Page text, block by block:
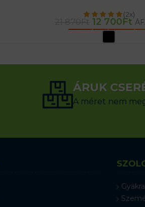
(2x)
12 700Ft
OPCIÓK VÁLASZTÁSA
ÁRUK
A méret nem